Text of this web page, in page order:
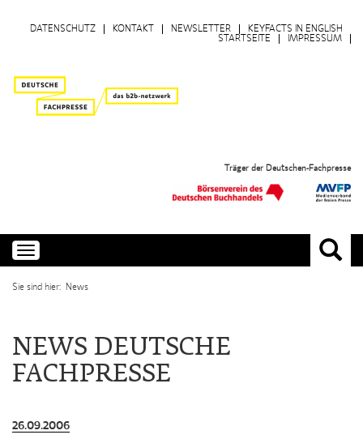
KEYFACTS IN ENGLISH
NEWSLETTER
KONTAKT
DATENSCHUTZ
IMPRESSUM
STARTSEITE
Träger der Deutschen-Fachpresse
Toggle
navigation
Sie sind hier: News
NEWS DEUTSCHE
FACHPRESSE
26.09.2006